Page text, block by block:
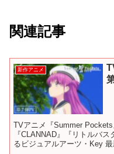
関連記事
新作アニメ
TVアニメ『Summer
『CLANNAD』『リトルバ
るビジュアルアーツ・Key